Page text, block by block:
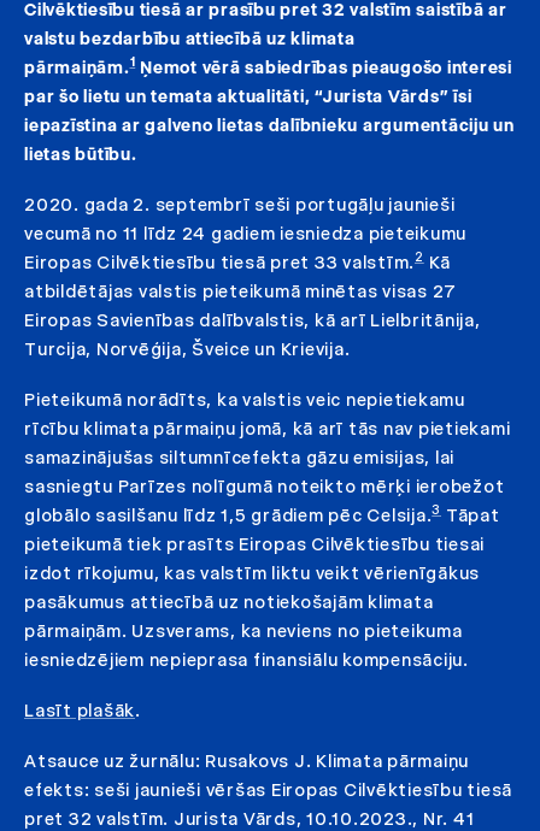
Cilvēktiesību tiesā ar prasību pret 32 valstīm saistībā ar
valstu bezdarbību attiecībā uz klimata
pārmaiņām.1Ņemot vērā sabiedrības pieaugošo interesi
par šo lietu un temata aktualitāti, “Jurista Vārds” īsi
iepazīstina ar galveno lietas dalībnieku argumentāciju un
lietas būtību.
2020. gada 2. septembrī seši portugāļu jaunieši
vecumā no 11 līdz 24 gadiem iesniedza pieteikumu
Eiropas Cilvēktiesību tiesā pret 33 valstīm. 2Kā
atbildētājas valstis pieteikumā minētas visas 27
Eiropas Savienības dalībvalstis, kā arī Lielbritānija,
Turcija, Norvēģija, Šveice un Krievija.
Pieteikumā norādīts, ka valstis veic nepietiekamu
rīcību klimata pārmaiņu jomā, kā arī tās nav pietiekami
samazinājušas siltumnīcefekta gāzu emisijas, lai
sasniegtu Parīzes nolīgumā noteikto mērķi ierobežot
globālo sasilšanu līdz 1,5 grādiem pēc Celsija.3 Tāpat
pieteikumā tiek prasīts Eiropas Cilvēktiesību tiesai
izdot rīkojumu, kas valstīm liktu veikt vērienīgākus
pasākumus attiecībā uz notiekošajām klimata
pārmaiņām. Uzsverams, ka neviens no pieteikuma
iesniedzējiem nepieprasa finansiālu kompensāciju.
Lasīt plašāk.
Atsauce uz žurnālu: Rusakovs J. Klimata pārmaiņu
efekts: seši jaunieši vēršas Eiropas Cilvēktiesību tiesā
pret 32 valstīm. Jurista Vārds, 10.10.2023., Nr. 41